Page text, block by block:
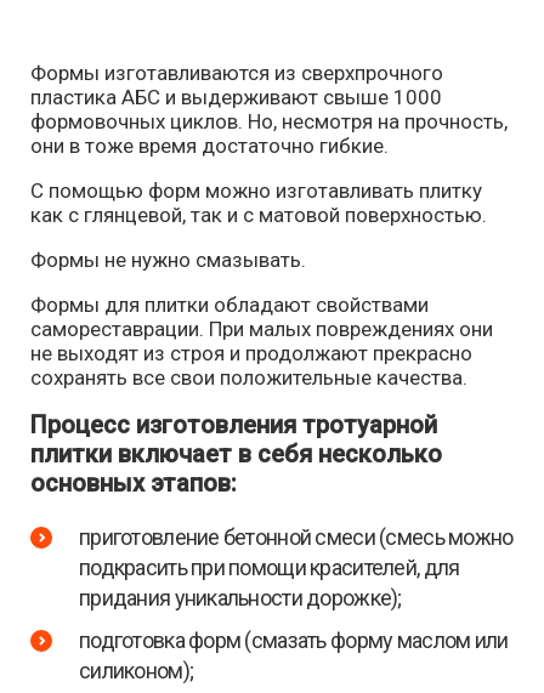
Формы изготавливаются из сверхпрочного
пластика АБС и выдерживают свыше 1000
формовочных циклов. Но, несмотря на прочность,
они в тоже время достаточно гибкие.
С помощью форм можно изготавливать плитку
как с глянцевой, так и с матовой поверхностью.
Формы не нужно смазывать.
Формы для плитки обладают свойствами
самореставрации. При малых повреждениях они
не выходят из строя и продолжают прекрасно
сохранять все свои положительные качества.
Процесс изготовления тротуарной
плитки включает в себя несколько
основных этапов:
приготовление бетонной смеси (смесь можно
подкрасить при помощи красителей, для
придания уникальности дорожке);
подготовка форм (смазать форму маслом или
силиконом);